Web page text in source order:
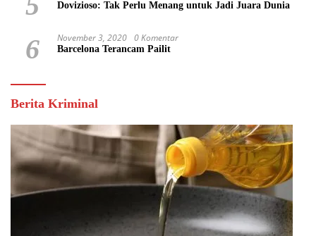
Dovizioso: Tak Perlu Menang untuk Jadi Juara Dunia
6 November 3, 2020 0 Komentar
Barcelona Terancam Pailit
Berita Kriminal